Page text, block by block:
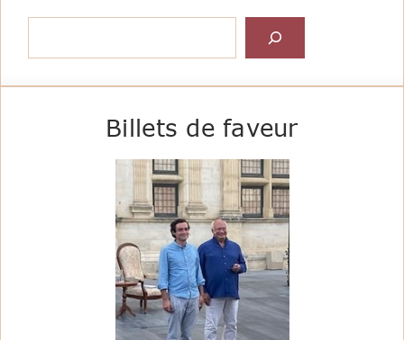
Billets de faveur